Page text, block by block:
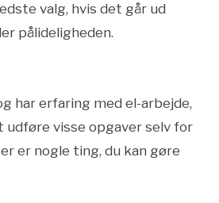
valg, hvis det går ud
pålideligheden.
har erfaring med el-arbejde,
udføre visse opgaver selv for
er nogle ting, du kan gøre